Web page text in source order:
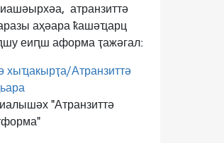
атранзиттә
аҳәара ҟашәҵарц
еиԥш аформа ҭажәгал:
хыҵакырҭа/Атранзиттә
"Атранзиттә